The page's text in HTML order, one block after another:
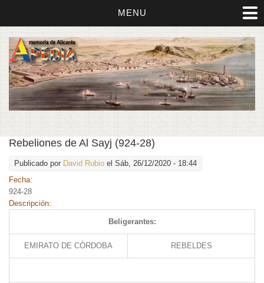
MENU
Rebeliones de Al Sayj (924-28)
Publicado por David Rubio el Sáb, 26/12/2020 - 18:44
Fecha:
924-28
Descripción:
Beligerantes:
EMIRATO DE CÓRDOBA REBELDES